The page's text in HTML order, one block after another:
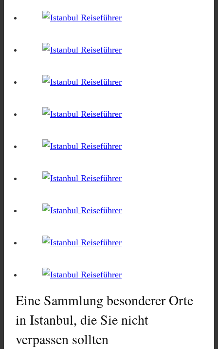
Eine Sammlung besonderer Orte
in Istanbul, die Sie nicht
verpassen sollten